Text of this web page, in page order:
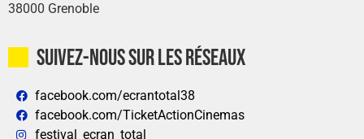
38000 Grenoble
Suivez-nous sur les réseaux
facebook.com/ecrantotal38
facebook.com/TicketActionCinemas
festival_ecran_total